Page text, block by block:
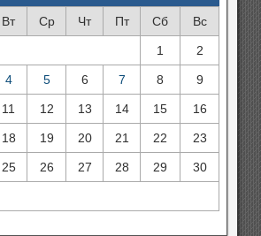
Вт Ср Чт Пт Сб Вс
1 2
4 5 6 7 8 9
11 12 13 14 15 16
18 19 20 21 22 23
25 26 27 28 29 30